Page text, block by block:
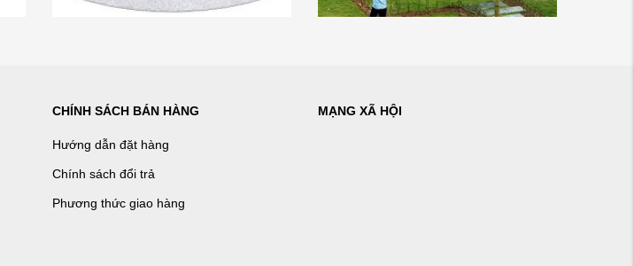
CHÍNH SÁCH BÁN HÀNG
Hướng dẫn đặt hàng
Chính sách đổi trả
Phương thức giao hàng
MẠNG XÃ HỘI